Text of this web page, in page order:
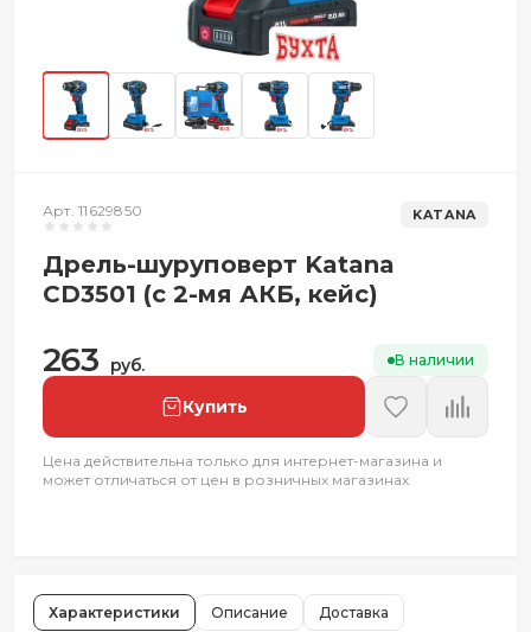
Арт. 11629850 KATANA
Дрель-шуруповерт Katana
CD3501 (с 2-мя АКБ, кейс)
263 руб. В наличии
Купить
Цена действительна только для интернет-магазина и
может отличаться от цен в розничных магазинах
Характеристики Описание Доставка